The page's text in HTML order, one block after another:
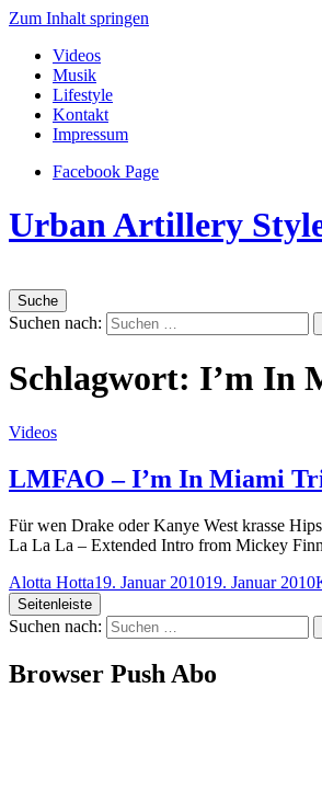
Zum Inhalt springen
Videos
Musik
Lifestyle
Kontakt
Impressum
Facebook Page
Urban Artillery
Suche
Suchen nach:
Schlagwort: I’m In
Videos
LMFAO – I’m In Miami
Für wen Drake oder Kanye West krasse
La La La – Extended Intro from Mickey
Alotta Hotta19. Januar 201019. Januar 2010
Seitenleiste
Suchen nach:
Browser Push Abo